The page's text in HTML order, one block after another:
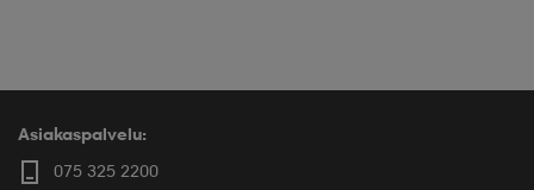
Asiakaspalvelu:
075 325 2200